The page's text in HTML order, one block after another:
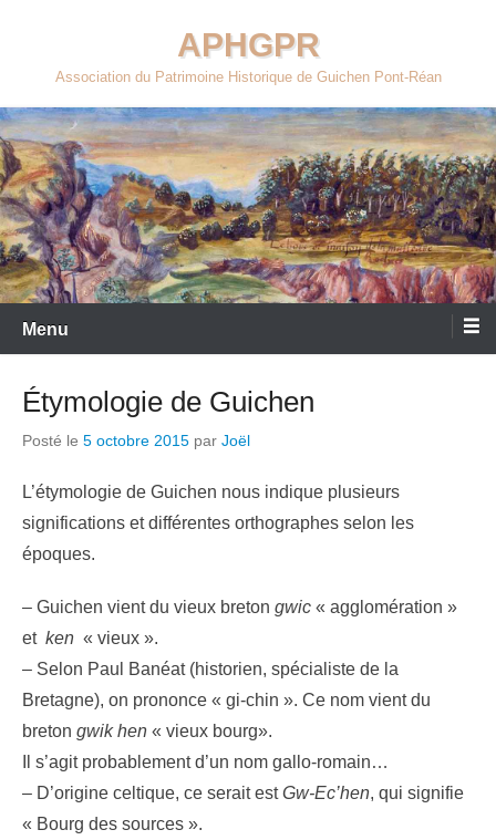
contenu
APHGPR
Association du Patrimoine Historique de Guichen Pont-Réan
Menu
Étymologie de Guichen
Posté le 5 octobre 2015 par Joël
L’étymologie de Guichen nous indique plusieurs
significations et différentes orthographes selon les
époques.
– Guichen vient du vieux breton gwic « agglomération »
et ken « vieux ».
– Selon Paul Banéat (historien, spécialiste de la
Bretagne), on prononce « gi-chin ». Ce nom vient du
breton gwik hen « vieux bourg».
Il s’agit probablement d’un nom gallo-romain…
– D’origine celtique, ce serait estGw-Ec’hen, qui signifie
« Bourg des sources ».